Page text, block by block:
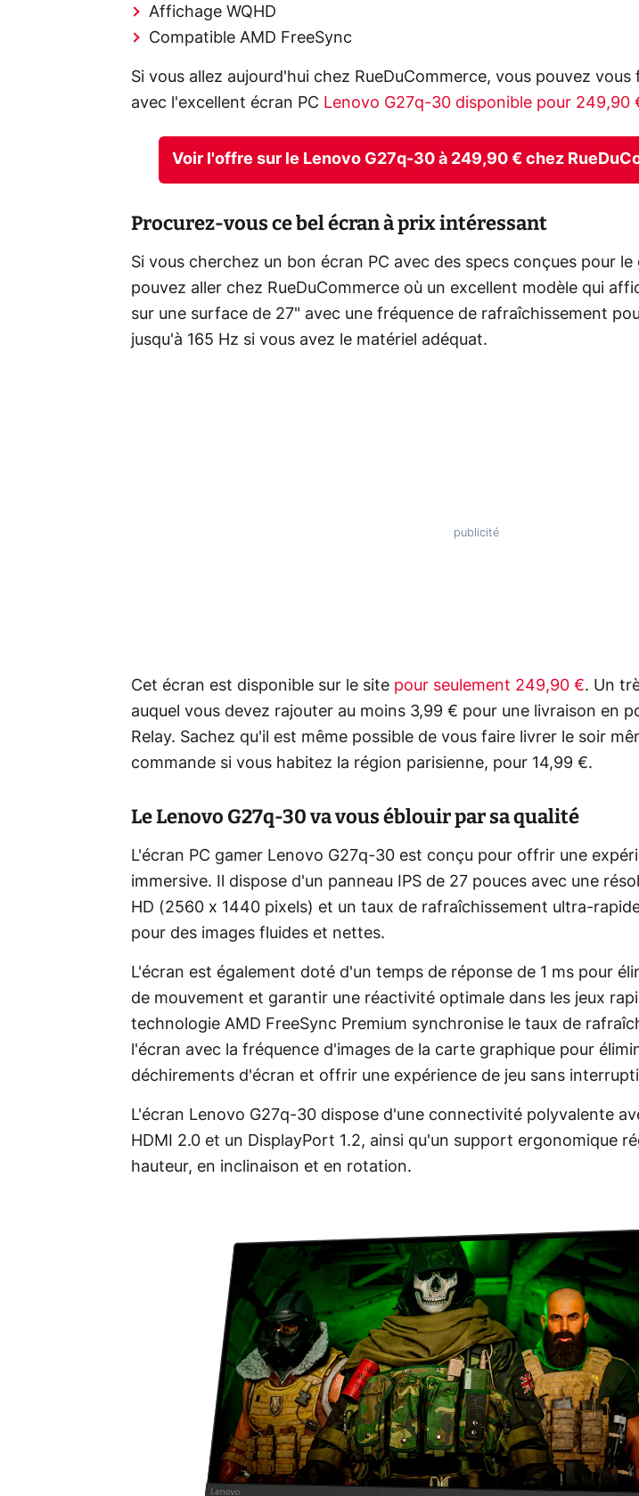
Affichage WQHD
Compatible AMD FreeSync
Si vous allez aujourd'hui chez RueDuCommerce, vous pouvez vous
avec l'excellent écran PC Lenovo G27q-30 disponible pour 249,90
Voir l'offre sur le Lenovo G27q-30 à 249,90 € chez
Procurez-vous ce bel écran à prix intéressant
Si vous cherchez un bon écran PC avec des specs conçues pour le
pouvez aller chez RueDuCommerce où un excellent modèle qui
sur une surface de 27" avec une fréquence de rafraîchissement
jusqu'à 165 Hz si vous avez le matériel adéquat.
Cet écran est disponible sur le site pour seulement 249,90 €. Un
auquel vous devez rajouter au moins 3,99 € pour une livraison en
Relay. Sachez qu'il est même possible de vous faire livrer le soir
commande si vous habitez la région parisienne, pour 14,99 €.
Le Lenovo G27q-30 va vous éblouir par sa qualité
L'écran PC gamer Lenovo G27q-30 est conçu pour offrir une
immersive. Il dispose d'un panneau IPS de 27 pouces avec une
HD (2560 x 1440 pixels) et un taux de rafraîchissement ultra-
pour des images fluides et nettes.
L'écran est également doté d'un temps de réponse de 1 ms pour
de mouvement et garantir une réactivité optimale dans les jeux
technologie AMD FreeSync Premium synchronise le taux de
l'écran avec la fréquence d'images de la carte graphique pour
déchirements d'écran et offrir une expérience de jeu sans
L'écran Lenovo G27q-30 dispose d'une connectivité polyvalente
HDMI 2.0 et un DisplayPort 1.2, ainsi qu'un support ergonomique
hauteur, en inclinaison et en rotation.